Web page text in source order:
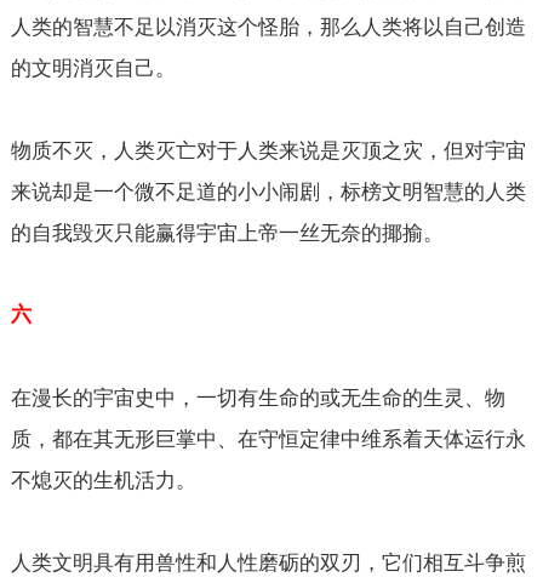
人类的智慧不足以消灭这个怪胎，那么人类将以自己创造
的文明消灭自己。
物质不灭，人类灭亡对于人类来说是灭顶之灾，但对宇宙
来说却是一个微不足道的小小闹剧，标榜文明智慧的人类
的自我毁灭只能赢得宇宙上帝一丝无奈的揶揄。
六
在漫长的宇宙史中，一切有生命的或无生命的生灵、物
质，都在其无形巨掌中、在守恒定律中维系着天体运行永
不熄灭的生机活力。
人类文明具有用兽性和人性磨砺的双刃，它们相互斗争煎